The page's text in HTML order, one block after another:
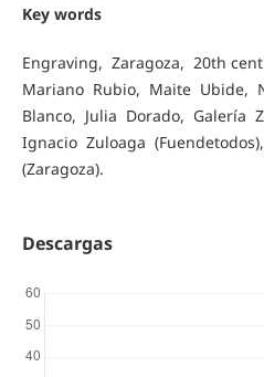
Key words
Engraving, Zaragoza, 20th
Mariano Rubio, Maite Ubide,
Blanco, Julia Dorado, Galería
Ignacio Zuloaga
(Zaragoza).
Descargas